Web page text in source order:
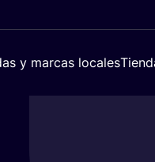
y marcas locales